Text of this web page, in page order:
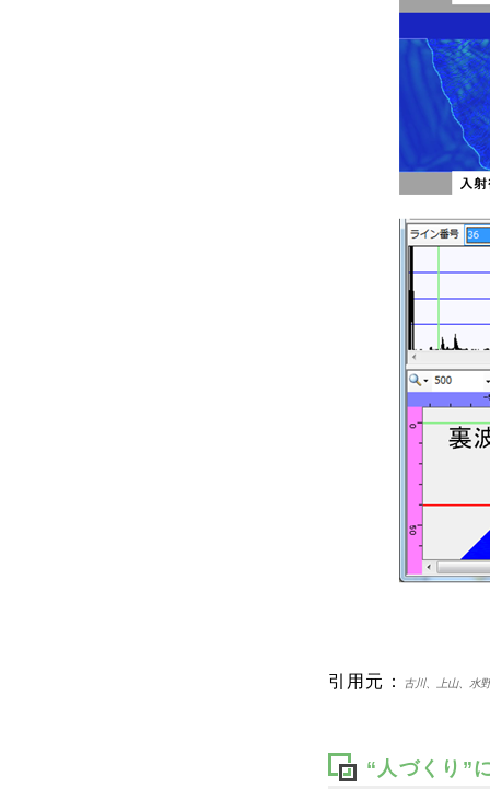
引用元： 古川、上山、水
“人づくり”